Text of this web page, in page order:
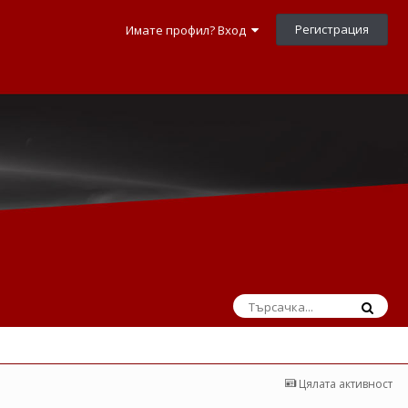
Имате профил? Вход Регистрация
Цялата активност